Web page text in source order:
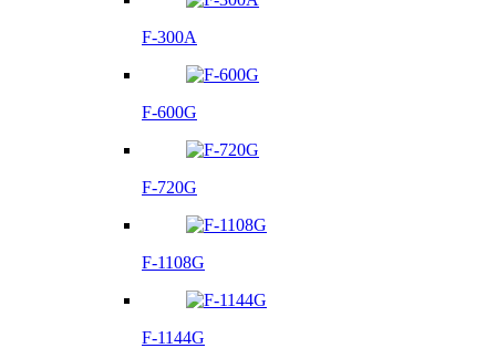
F-300A
F-600G
F-720G
F-1108G
F-1144G